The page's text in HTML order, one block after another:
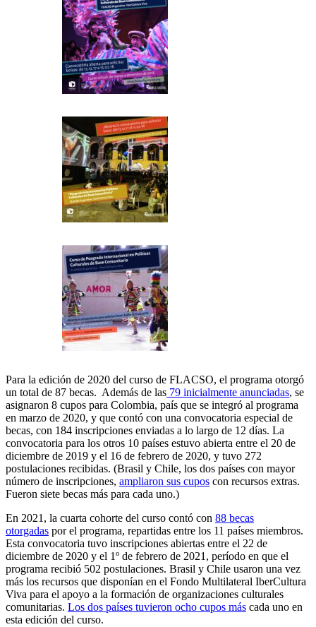
Para la edición de 2020 del curso de FLACSO, el programa otorgó
un total de 87 becas. Además de las 79 inicialmente anunciadas, se
asignaron 8 cupos para Colombia, país que se integró al programa
en marzo de 2020, y que contó con una convocatoria especial de
becas, con 184 inscripciones enviadas a lo largo de 12 días. La
convocatoria para los otros 10 países estuvo abierta entre el 20 de
diciembre de 2019 y el 16 de febrero de 2020, y tuvo 272
postulaciones recibidas. (Brasil y Chile, los dos países con mayor
número de inscripciones, ampliaron sus cupos con recursos extras.
Fueron siete becas más para cada uno.)
En 2021, la cuarta cohorte del curso contó con 88 becas
otorgadas por el programa, repartidas entre los 11 países miembros.
Esta convocatoria tuvo inscripciones abiertas entre el 22 de
diciembre de 2020 y el 1º de febrero de 2021, período en que el
programa recibió 502 postulaciones. Brasil y Chile usaron una vez
más los recursos que disponían en el Fondo Multilateral IberCultura
Viva para el apoyo a la formación de organizaciones culturales
comunitarias. Los dos países tuvieron ocho cupos más cada uno en
esta edición del curso.